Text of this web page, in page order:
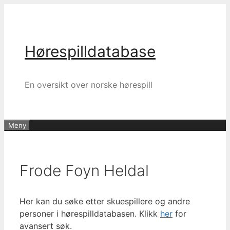
Hørespilldatabase
En oversikt over norske hørespill
Meny
Frode Foyn Heldal
Her kan du søke etter skuespillere og andre
personer i hørespilldatabasen. Klikk her for
avansert søk.